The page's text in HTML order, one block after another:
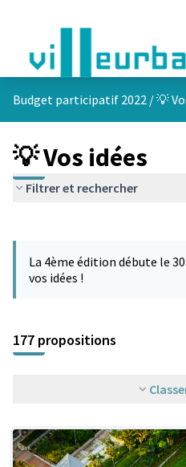
Budget participatif 2022 /💡
💡 Vos idées
Filtrer et rechercher
−
La 4ème édition débute le
vos idées !
177 propositions